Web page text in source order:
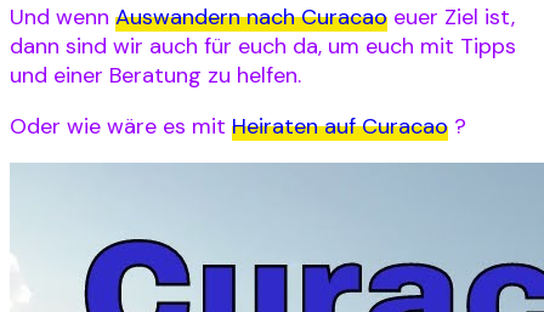
Und wenn Auswandern nach Curacao euer Ziel ist,
dann sind wir auch für euch da, um euch mit Tipps
und einer Beratung zu helfen.
Oder wie wäre es mit Heiraten auf Curacao ?